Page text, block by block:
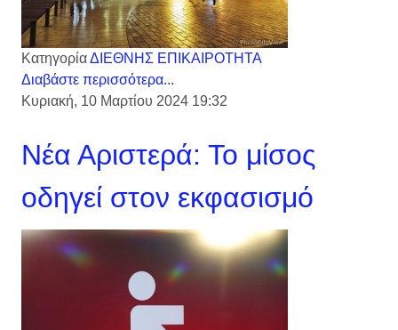
ΚατηγορίαΔΙΕΘΝΗΣ ΕΠΙΚΑΙΡΟΤΗΤΑ
Διαβάστε περισσότερα...
Κυριακή, 10 Μαρτίου 2024 19:32
Νέα Αριστερά: Το μίσος
οδηγεί στον εκφασισμό